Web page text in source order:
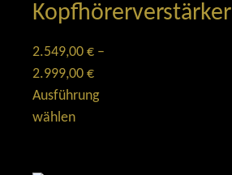
Kopfhörerverstärker
2.549,00 € –
2.999,00 €
Ausführung
wählen